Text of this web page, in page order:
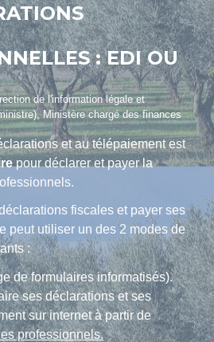
: EDI OU
de l'information légale et
Ministère chargé des finances
et au télépaiement est
pour déclarer et payer la
fiscales et payer ses
peut utiliser un des 2 modes de
:
de formulaires informatisés).
ses déclarations et ses
sur internet à partir de
professionnels.